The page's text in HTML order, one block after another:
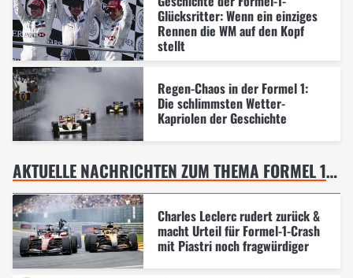
Glücksritter: Wenn ein einziges
Rennen die WM auf den Kopf
stellt
Regen-Chaos in der Formel 1:
Die schlimmsten Wetter-
Kapriolen der Geschichte
AKTUELLE NACHRICHTEN ZUM THEMA FORMEL 1 BELGIEN GP, SPA-FRANCORCHAMPS
Charles Leclerc rudert zurück &
macht Urteil für Formel-1-Crash
mit Piastri noch fragwürdiger